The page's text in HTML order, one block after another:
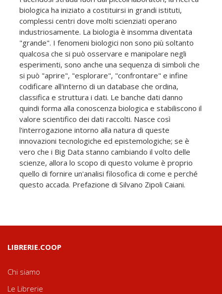
biologica ha iniziato a costituirsi in grandi istituti,
complessi centri dove molti scienziati operano
industriosamente. La biologia è insomma diventata
"grande". I fenomeni biologici non sono più soltanto
qualcosa che si può osservare e manipolare negli
esperimenti, sono anche una sequenza di simboli che
si può "aprire", "esplorare", "confrontare" e infine
codificare all'interno di un database che ordina,
classifica e struttura i dati. Le banche dati danno
quindi forma alla conoscenza biologica e stabiliscono il
valore scientifico dei dati raccolti. Nasce così
l'interrogazione intorno alla natura di queste
innovazioni tecnologiche ed epistemologiche; se è
vero che i Big Data stanno cambiando il volto delle
scienze, allora lo scopo di questo volume è proprio
quello di fornire un'analisi filosofica di come e perché
questo accada. Prefazione di Silvano Zipoli Caiani.
LIBRERIE.COOP
Chi siamo
Le Librerie